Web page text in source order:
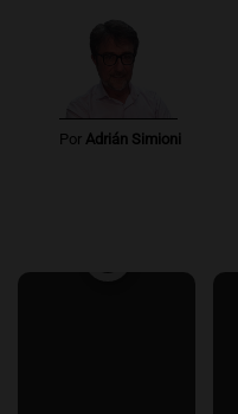
Por Adrián Simioni